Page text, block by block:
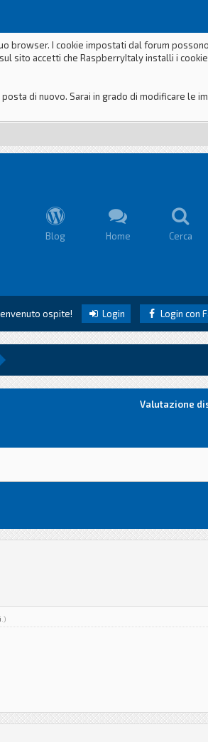
browser. I cookie impostati dal forum
sito accetti che RaspberryItaly installi i
di nuovo. Sarai in grado di modificare le
Blog Home Cerca
ospite! Login Login con
Valutazione
.)